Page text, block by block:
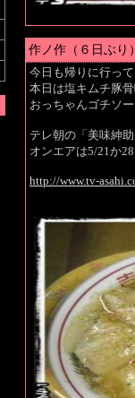
作ノ作（６日ぶり
今日も帰りに行っ
本日は塩キムチ豚
おっちゃんゴチソ
テレ朝の「美味紳
オンエアは5/21か
http://www.tv-